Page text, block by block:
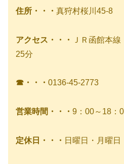
住所・・・ 真狩村桜川45-8
アクセス・・・
ＪＲ函館本
25分
☎・・・ 0136-45-2773
営業時間・・・ 9：00～18：
定休日・・・ 日曜日・月曜日